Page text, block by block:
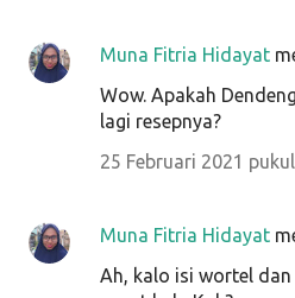
Muna Fitria Hidayat
Wow. Apakah
lagi resepnya?
25 Februari 2021
Muna Fitria Hidayat
Ah, kalo isi wortel